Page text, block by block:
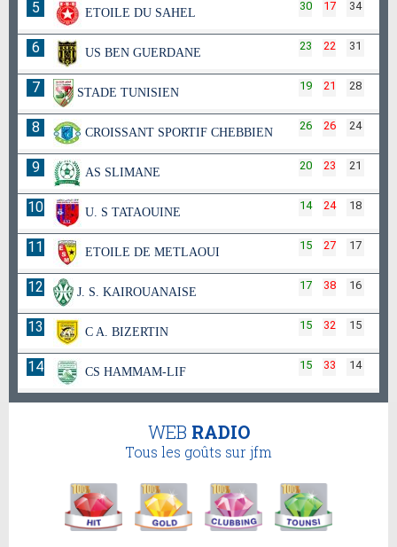
5 ETOILE DU SAHEL
34
17
30
6 US BEN GUERDANE
31
22
23
7 STADE TUNISIEN
28
21
19
8 CROISSANT SPORTIF CHEBBIEN
24
26
26
9 AS SLIMANE
21
23
20
10 U. S TATAOUINE
18
24
14
11 ETOILE DE METLAOUI
17
27
15
12 J. S. KAIROUANAISE
16
38
17
13 C A. BIZERTIN
15
32
15
14 CS HAMMAM-LIF
14
33
15
WEB RADIO
Tous les goûts sur jfm